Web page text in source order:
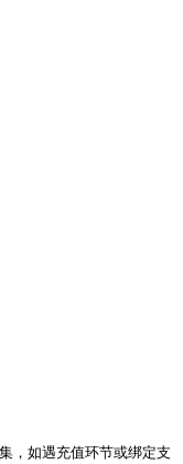
，如遇充值环节或绑定支